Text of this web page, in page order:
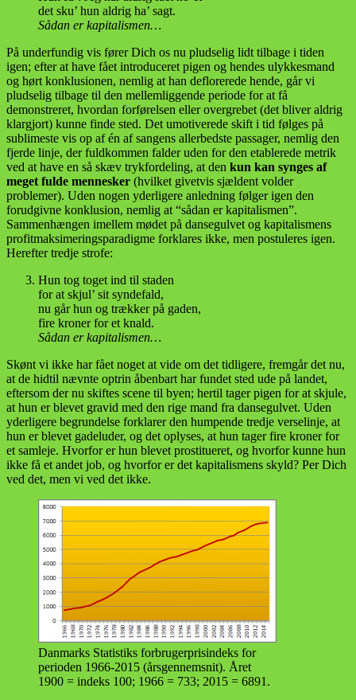
det sku’ hun aldrig ha’ sagt.
Sådan er kapitalismen…
På underfundig vis fører Dich os nu pludselig lidt tilbage i tiden
igen; efter at have fået introduceret pigen og hendes ulykkesmand
og hørt konklusionen, nemlig at han deflorerede hende, går vi
pludselig tilbage til den mellemliggende periode for at få
demonstreret, hvordan forførelsen eller overgrebet (det bliver aldrig
klargjort) kunne finde sted. Det umotiverede skift i tid følges på
sublimeste vis op af én af sangens allerbedste passager, nemlig den
fjerde linje, der fuldkommen falder uden for den etablerede metrik
ved at have en så skæv trykfordeling, at den kun kan synges af
meget fulde mennesker (hvilket givetvis sjældent volder
problemer). Uden nogen yderligere anledning følger igen den
forudgivne konklusion, nemlig at “sådan er kapitalismen”.
Sammenhængen imellem mødet på dansegulvet og kapitalismens
profitmaksimeringsparadigme forklares ikke, men postuleres igen.
Herefter tredje strofe:
Hun tog toget ind til staden
for at skjul’ sit syndefald,
nu går hun og trækker på gaden,
fire kroner for et knald.
Sådan er kapitalismen…
Skønt vi ikke har fået noget at vide om det tidligere, fremgår det nu,
at de hidtil nævnte optrin åbenbart har fundet sted ude på landet,
eftersom der nu skiftes scene til byen; hertil tager pigen for at skjule,
at hun er blevet gravid med den rige mand fra dansegulvet. Uden
yderligere begrundelse forklarer den humpende tredje verselinje, at
hun er blevet gadeluder, og det oplyses, at hun tager fire kroner for
et samleje. Hvorfor er hun blevet prostitueret, og hvorfor kunne hun
ikke få et andet job, og hvorfor er det kapitalismens skyld? Per Dich
ved det, men vi ved det ikke.
Danmarks Statistiks forbrugerprisindeks for
perioden 1966-2015 (årsgennemsnit). Året
1900 = indeks 100; 1966 = 733; 2015 = 6891.